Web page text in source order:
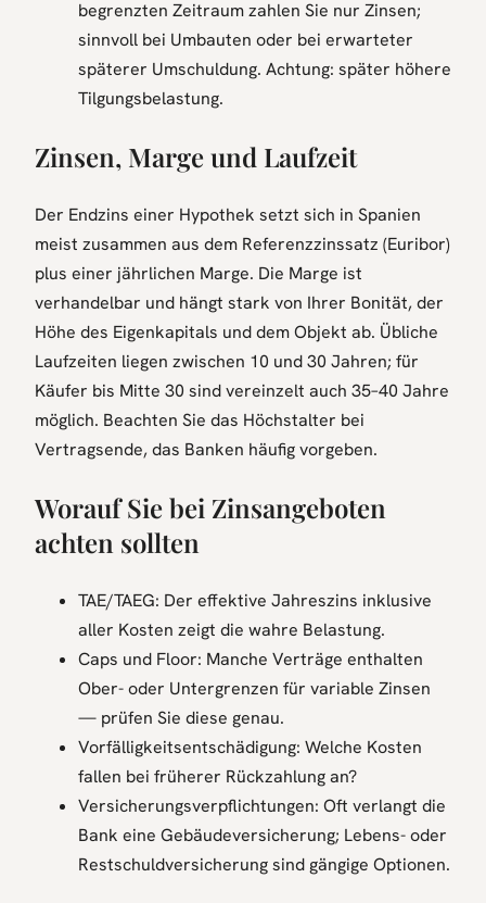
begrenzten Zeitraum zahlen Sie nur Zinsen;
sinnvoll bei Umbauten oder bei erwarteter
späterer Umschuldung. Achtung: später höhere
Tilgungsbelastung.
Zinsen, Marge und Laufzeit
Der Endzins einer Hypothek setzt sich in Spanien
meist zusammen aus dem Referenzzinssatz (Euribor)
plus einer jährlichen Marge. Die Marge ist
verhandelbar und hängt stark von Ihrer Bonität, der
Höhe des Eigenkapitals und dem Objekt ab. Übliche
Laufzeiten liegen zwischen 10 und 30 Jahren; für
Käufer bis Mitte 30 sind vereinzelt auch 35–40 Jahre
möglich. Beachten Sie das Höchstalter bei
Vertragsende, das Banken häufig vorgeben.
Worauf Sie bei Zinsangeboten
achten sollten
TAE/TAEG: Der effektive Jahreszins inklusive
aller Kosten zeigt die wahre Belastung.
Caps und Floor: Manche Verträge enthalten
Ober- oder Untergrenzen für variable Zinsen
— prüfen Sie diese genau.
Vorfälligkeitsentschädigung: Welche Kosten
fallen bei früherer Rückzahlung an?
Versicherungsverpflichtungen: Oft verlangt die
Bank eine Gebäudeversicherung; Lebens- oder
Restschuldversicherung sind gängige Optionen.